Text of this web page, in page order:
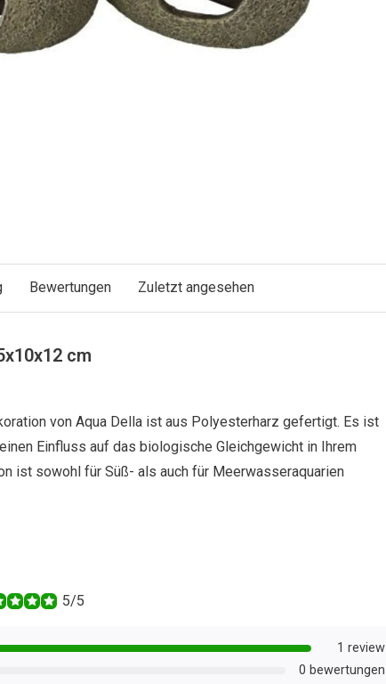
Bewertungen Zuletzt angesehen
cm
von Aqua Della ist aus Polyesterharz gefertigt. Es ist
Einfluss auf das biologische Gleichgewicht in Ihrem
ist sowohl für Süß- als auch für Meerwasseraquarien
5/5
1 review
0 bewertungen